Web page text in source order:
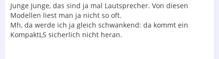
Junge Junge, das sind ja mal Lautsprecher. Von diesen
Modellen liest man ja nicht so oft.
Mh, da werde ich ja gleich schwankend: da kommt ein
KompaktLS sicherlich nicht heran.